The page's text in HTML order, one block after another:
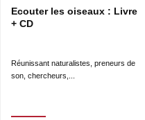
Ecouter les oiseaux : Livre
+ CD
Réunissant naturalistes, preneurs de
son, chercheurs,...